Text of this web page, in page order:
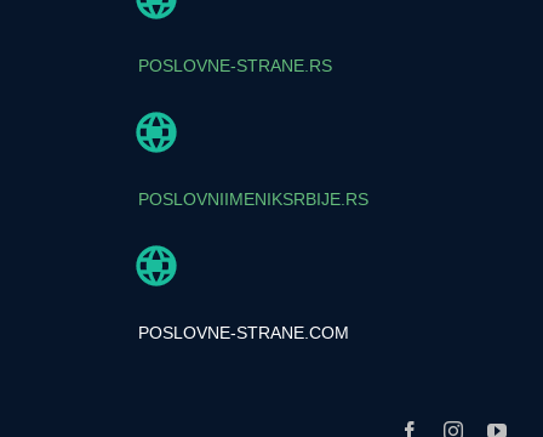
POSLOVNE-STRANE.RS
POSLOVNIIMENIKSRBIJE.RS
POSLOVNE-STRANE.COM